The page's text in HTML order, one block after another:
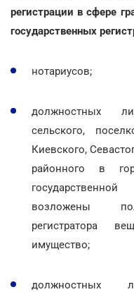
регистрации в сфере
государственных
нотариусов;
должностных
сельского,
Киевского,
районного в
возложены
регистратора
имущество;
должностных